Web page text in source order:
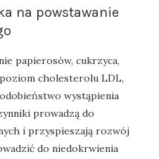
na powstawanie
papierosów, cukrzyca,
cholesterolu LDL,
wystąpienia
prowadzą do
i przyspieszają rozwój
do niedokrwienia